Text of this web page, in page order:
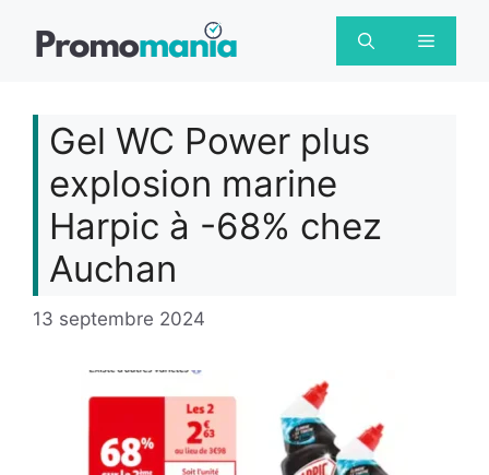
Menu
Gel WC Power plus
explosion marine
Harpic à -68% chez
Auchan
13 septembre 2024